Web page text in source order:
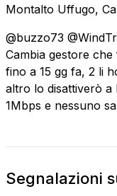
Montalto Uffugo,
@buzzo73
Cambia gestore
fino a 15 gg fa, 2 li
altro lo disattiverò a
1Mbps e nessuno
Segnalazioni